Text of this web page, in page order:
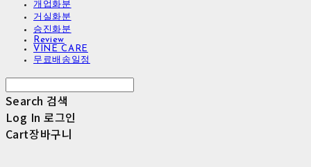
개업화분
거실화분
승진화분
Review
VINE CARE
무료배송일정
Search 검색
Log In 로그인
Cart장바구니